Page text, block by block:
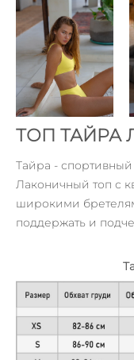
ТОП
Тайра - спортивный
Лаконичный топ с
широкими
поддержать и